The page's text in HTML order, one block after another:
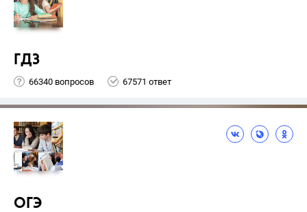
ГДЗ
66340 вопросов 67571 ответ
ОГЭ